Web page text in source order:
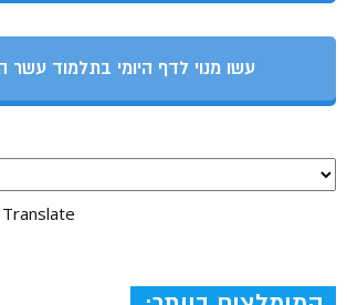
עשו מנוי לדף היומי בתלמוד עשר
Translate